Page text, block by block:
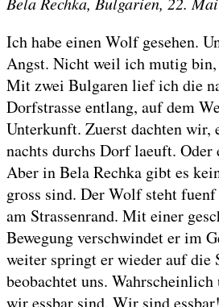
Ich habe einen Wolf gesehen.
Angst. Nicht weil ich mutig bin,
Mit zwei Bulgaren lief ich die
Dorfstrasse entlang, auf dem
Unterkunft. Zuerst dachten wir,
nachts durchs Dorf laeuft. Oder
Aber in Bela Rechka gibt es
gross sind. Der Wolf steht
am Strassenrand. Mit einer
Bewegung verschwindet er im
weiter springt er wieder auf die
beobachtet uns.